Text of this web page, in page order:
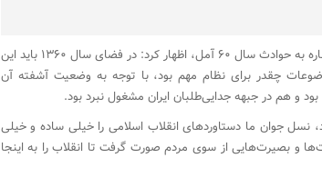
حسن عباسی امروز در جمع دانشجویان در ساری، با اشاره به حوادث سال ۶۰ آمل، اظهار کرد: در فضای سال ۱۳۶۰ باید این
چقدر برای نظام مهم بود، با توجه به وضعیت آشفته آن
و هم در جبهه جدایی‌طلبان ایران مشغول نبرد بود.
نسل جوان ما دستاوردهای انقلاب اسلامی را خیلی ساده و خیلی
و بصیرت‌هایی از سوی مردم صورت گرفت تا انقلاب را به اینجا